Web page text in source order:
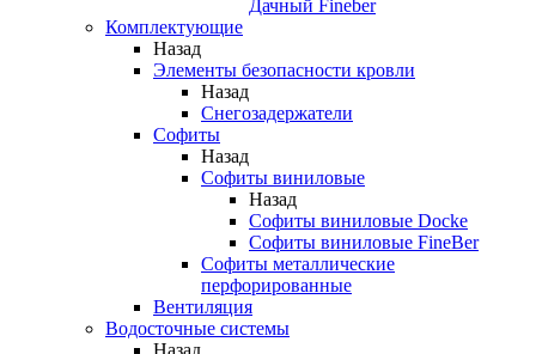
Дачный Fineber
Комплектующие
Назад
Элементы безопасности кровли
Назад
Снегозадержатели
Софиты
Назад
Софиты виниловые
Назад
Софиты виниловые Docke
Софиты виниловые FineBer
Софиты металлические
перфорированные
Вентиляция
Водосточные системы
Назад